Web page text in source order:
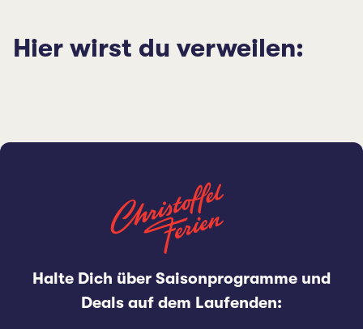
Hier wirst du verweilen:
Halte Dich über Saisonprogramme und
Deals auf dem Laufenden: